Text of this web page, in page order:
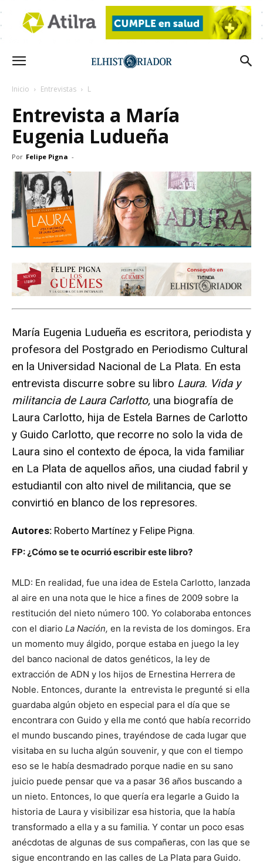
Inicio Entrevistas L
Entrevista a María
Eugenia Ludueña
Por Felipe Pigna -
María Eugenia Ludueña es escritora, periodista y
profesora del Postgrado en Periodismo Cultural
en la Universidad Nacional de La Plata. En esta
entrevista discurre sobre su libro Laura. Vida y
militancia de Laura Carlotto, una biografía de
Laura Carlotto, hija de Estela Barnes de Carlotto
y Guido Carlotto, que recorre no solo la vida de
Laura sino el contexto de época, la vida familiar
en La Plata de aquellos años, una ciudad fabril y
estudiantil con alto nivel de militancia, que se
convirtió en blanco de los represores.
Autores: Roberto Martínez y Felipe Pigna.
FP: ¿Cómo se te ocurrió escribir este libro?
MLD: En realidad, fue una idea de Estela Carlotto, lanzada
al aire en una nota que le hice a fines de 2009 sobre la
restitución del nieto número 100. Yo colaboraba entonces
con el diario La Nación, en la revista de los domingos. Era
un momento muy álgido, porque estaba en juego la ley
del banco nacional de datos genéticos, la ley de
extracción de ADN y los hijos de Ernestina Herrera de
Noble. Entonces, durante la entrevista le pregunté si ella
guardaba algún objeto en especial para el día que se
encontrara con Guido y ella me contó que había recorrido
el mundo buscando pines, trayéndose de cada lugar que
visitaba en su lucha algún souvenir, y que con el tiempo
eso se le había desmadrado porque nadie en su sano
juicio puede pensar que va a pasar 36 años buscando a
un nieto. Entonces, lo que quería era legarle a Guido la
historia de Laura y visibilizar esa historia, que la había
transformado a ella y a su familia. Y contar un poco esas
anécdotas de algunas de sus compañeras, con las que se
sigue encontrando en las calles de La Plata para Guido.